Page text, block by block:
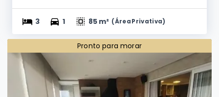
Vila Carrão - São Paulo/SP, Zona Leste
R$690.000,00 / VENDA
85 m² (Área Privativa
Pronto para morar